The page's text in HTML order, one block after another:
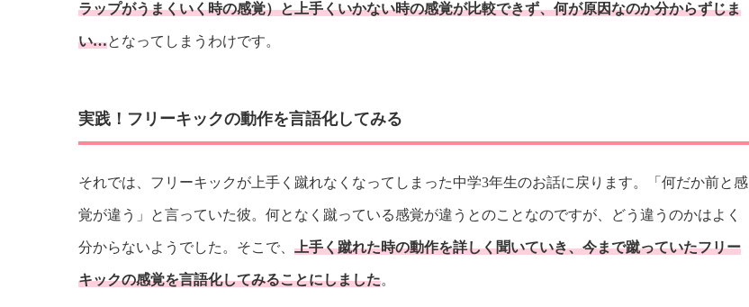
ラップがうまくいく時の感覚）と上手くいかない時の感覚が比較できず、何が原因なのか分からずじま
い…となってしまうわけです。
実践！フリーキックの動作を言語化してみる
それでは、フリーキックが上手く蹴れなくなってしまった中学3年生のお話に戻ります。「何だか前と感
覚が違う」と言っていた彼。何となく蹴っている感覚が違うとのことなのですが、どう違うのかはよく
分からないようでした。そこで、 上手く蹴れた時の動作を詳しく聞いていき、今まで蹴っていたフリー
キックの感覚を言語化してみることにしました。